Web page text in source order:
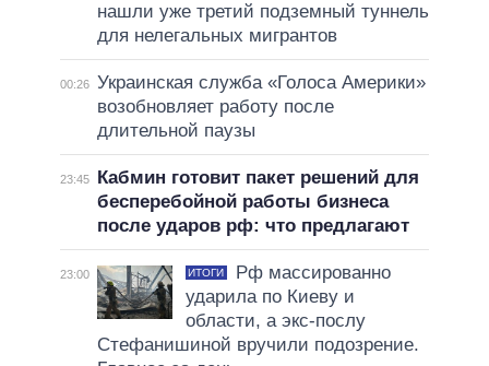
нашли уже третий подземный туннель
для нелегальных мигрантов
00:26 Украинская служба «Голоса Америки»
возобновляет работу после
длительной паузы
23:45
Кабмин готовит пакет решений для
бесперебойной работы бизнеса
после ударов рф: что предлагают
23:00 ИТОГИ
Рф массированно
ударила по Киеву и
области, а экс-послу
Стефанишиной вручили подозрение.